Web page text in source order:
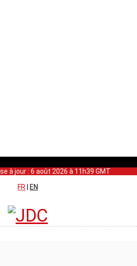
à jour : 6 août 2026 à 11h39 GMT
FR
EN